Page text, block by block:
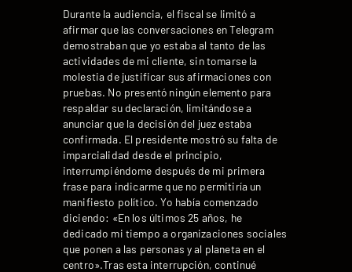
Durante la audiencia, el fiscal se limitó a
afirmar que las conversaciones en Telegram
demostraban que yo estaba al tanto de las
actividades de mi cliente, sin tomarse la
molestia de justificar sus afirmaciones con
pruebas. No presentó ningún elemento para
respaldar su declaración, limitándose a
anunciar que la decisión del juez estaba
confirmada. El presidente mostró su falta de
imparcialidad desde el principio,
interrumpiéndome después de mi primera
frase para indicarme que no permitiría un
manifiesto político. Yo había comenzado
diciendo: «En los últimos 25 años, he
dedicado mi tiempo a organizaciones sociales
que ponen a las personas y al planeta en el
centro».Tras esta interrupción, continué